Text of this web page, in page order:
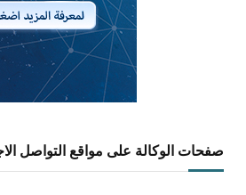
صفحات الوكالة على مواقع التواصل